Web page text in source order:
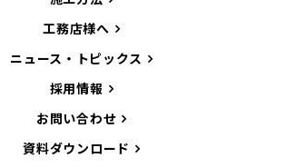
工務店様へ
ニュース・トピックス
採用情報
お問い合わせ
資料ダウンロード